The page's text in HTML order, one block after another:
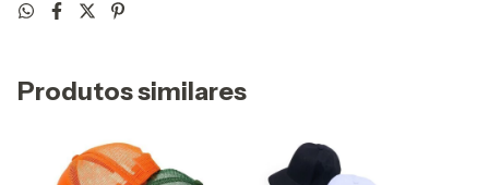
Produtos similares